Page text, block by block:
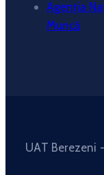
Agenția
Muncă
UAT Berezeni